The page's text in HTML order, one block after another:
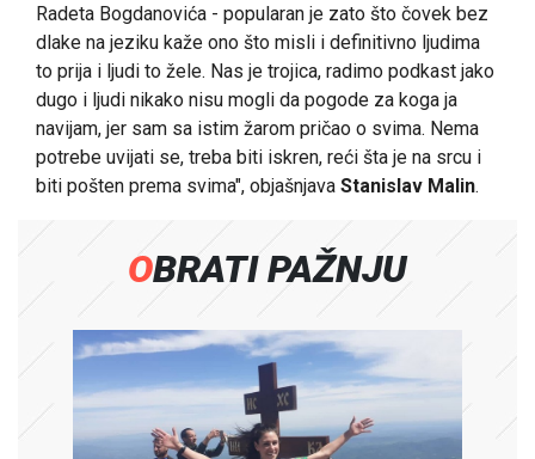
Radeta Bogdanovića - popularan je zato što čovek bez
dlake na jeziku kaže ono što misli i definitivno ljudima
to prija i ljudi to žele. Nas je trojica, radimo podkast jako
dugo i ljudi nikako nisu mogli da pogode za koga ja
navijam, jer sam sa istim žarom pričao o svima. Nema
potrebe uvijati se, treba biti iskren, reći šta je na srcu i
biti pošten prema svima", objašnjava Stanislav Malin.
OBRATI PAŽNJU